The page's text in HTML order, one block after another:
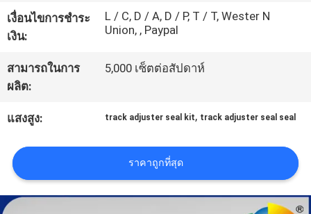
แผนผัง
POLICY
เงื่อนไขการชำระ
เงิน:
L / C, D / A, D / P, T / T, Wester N
Union, , Paypal
สามารถในการ
ผลิต:
5,000 เซ็ตต่อสัปดาห์
แสงสูง: track adjuster seal kit, track adjuster seal seal
ราคาถูกที่สุด